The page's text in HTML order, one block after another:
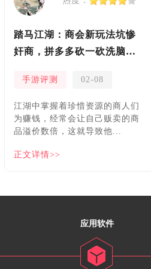
踏马江湖：商会新玩法坑惨
奸商，拼多多砍一砍洗脑夏
手游评测 02-08
​江湖中掌握着珍惜资源的商人们
为赚钱，经常会让自己贩卖的商
品溢价数倍，这就导致他...
正文详情>>
应用软件